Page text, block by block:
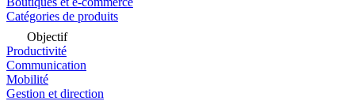
Catégories de produits
Objectif
Productivité
Communication
Mobilité
Gestion et direction